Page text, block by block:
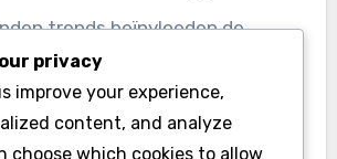
trends beïnvloeden de
golfbanen in Portugal aanzienlijk
van spelers, de staat van
omzetgeneratie te beïnvloeden.
privacy
improve your experience,
content, and analyze
choose which cookies to allow